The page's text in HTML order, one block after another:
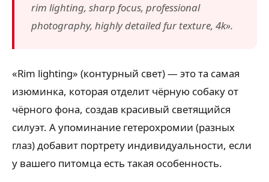
rim lighting, sharp focus, professional
photography, highly detailed fur texture, 4k».
«Rim lighting» (контурный свет) — это та самая
изюминка, которая отделит чёрную собаку от
чёрного фона, создав красивый светящийся
силуэт. А упоминание гетерохромии (разных
глаз) добавит портрету индивидуальности, если
у вашего питомца есть такая особенность.